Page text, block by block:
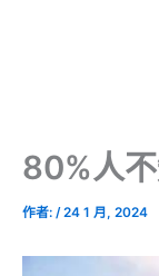
80%人
作者: /24 1 月, 2024